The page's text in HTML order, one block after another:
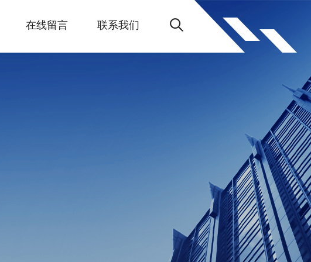
在线留言 联系我们